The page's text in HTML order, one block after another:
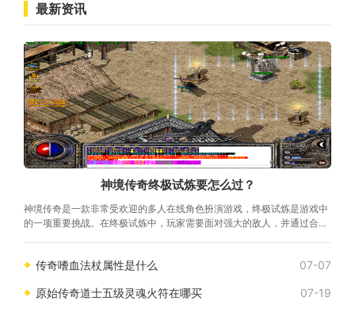
最新资讯
神境传奇终极试炼要怎么过？
神境传奇是一款非常受欢迎的多人在线角色扮演游戏，终极试炼是游戏中
的一项重要挑战。在终极试炼中，玩家需要面对强大的敌人，并通过合作
传奇嗜血法杖属性是什么 07-07
原始传奇道士五级灵魂火符在哪买 07-19